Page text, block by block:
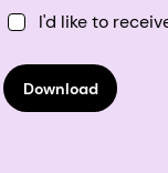
I'd like to
Download